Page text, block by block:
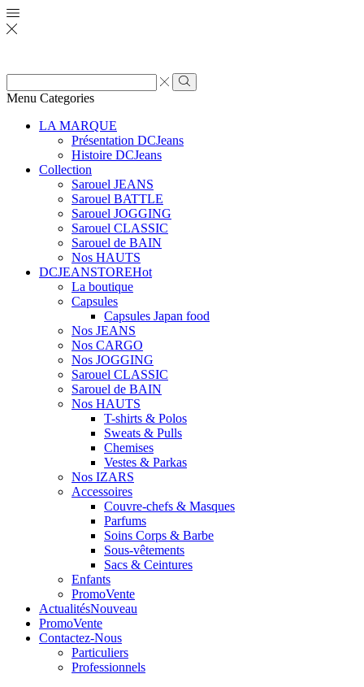
Zone
de
Rechercher
Menu Categories
LA MARQUE
Présentation DCJeans
Histoire DCJeans
Collection
Sarouel JEANS
Sarouel BATTLE
Sarouel JOGGING
Sarouel CLASSIC
Sarouel de BAIN
Nos HAUTS
DCJEANSTOREHot
La boutique
Capsules
Capsules Japan food
Nos JEANS
Nos CARGO
Nos JOGGING
Sarouel CLASSIC
Sarouel de BAIN
Nos HAUTS
T-shirts & Polos
Sweats & Pulls
Chemises
Vestes & Parkas
Nos IZARS
Accessoires
Couvre-chefs & Masques
Parfums
Soins Corps & Barbe
Sous-vêtements
Sacs & Ceintures
Enfants
PromoVente
ActualitésNouveau
PromoVente
Contactez-Nous
Particuliers
Professionnels